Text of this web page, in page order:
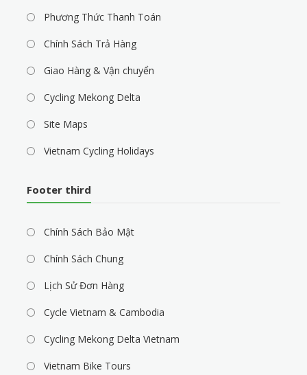
Phương Thức Thanh Toán
Chính Sách Trả Hàng
Giao Hàng & Vận chuyển
Cycling Mekong Delta
Site Maps
Vietnam Cycling Holidays
Footer third
Chính Sách Bảo Mật
Chính Sách Chung
Lịch Sử Đơn Hàng
Cycle Vietnam & Cambodia
Cycling Mekong Delta Vietnam
Vietnam Bike Tours